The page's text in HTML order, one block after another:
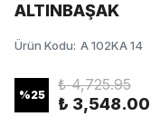
ALTINBAŞAK
Ürün Kodu: A 102KA 14
%25
₺ 4,725.95
₺ 3,548.00